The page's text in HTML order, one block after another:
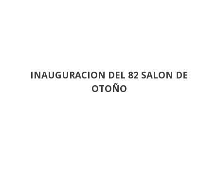
INAUGURACION DEL 82 SALON DE
OTOÑO